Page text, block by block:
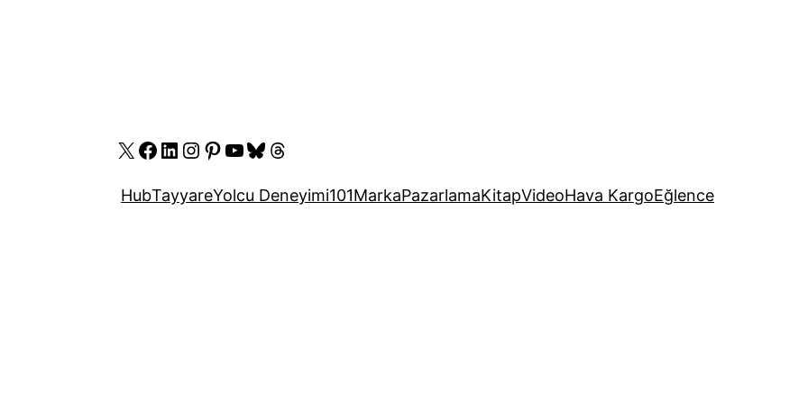
X Facebook
LinkedIn
Instagram
Pinterest
YouTube
Bluesky
Threads
HubTayyareYolcu Deneyimi101MarkaPazarlamaKitapVideoHava KargoEğlence